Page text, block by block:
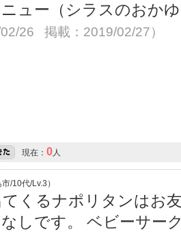
ュー（シラスのおか
02/26 掲載：2019/02/27）
現在： 0人
/10代/Lv.3）
くるナポリタンはお
しです。 ベビーサー